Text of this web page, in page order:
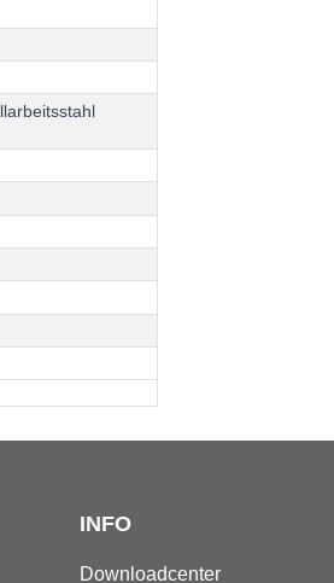
llarbeitsstahl
INFO
Downloadcenter